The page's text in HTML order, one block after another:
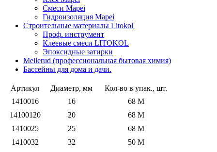
Смеси Mapei
Гидроизоляция Mapei
Строительные материалы Litokol
Проф. инструмент
Клеевые смеси LITOKOL
Эпоксидные затирки
Mellerud (профессиональная бытовая химия)
Бассейны для дома и дачи.
Артикул Диаметр, мм
Кол-во в упак., шт.
1410016
16
68 M
14100120
20
68 M
1410025
25
68 M
1410032
32
50 M